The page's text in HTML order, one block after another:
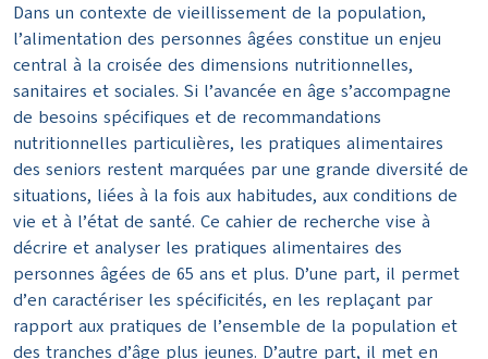
Dans un contexte de vieillissement de la population,
l’alimentation des personnes âgées constitue un enjeu
central à la croisée des dimensions nutritionnelles,
sanitaires et sociales. Si l’avancée en âge s’accompagne
de besoins spécifiques et de recommandations
nutritionnelles particulières, les pratiques alimentaires
des seniors restent marquées par une grande diversité de
situations, liées à la fois aux habitudes, aux conditions de
vie et à l’état de santé. Ce cahier de recherche vise à
décrire et analyser les pratiques alimentaires des
personnes âgées de 65 ans et plus. D’une part, il permet
d’en caractériser les spécificités, en les replaçant par
rapport aux pratiques de l’ensemble de la population et
des tranches d’âge plus jeunes. D’autre part, il met en